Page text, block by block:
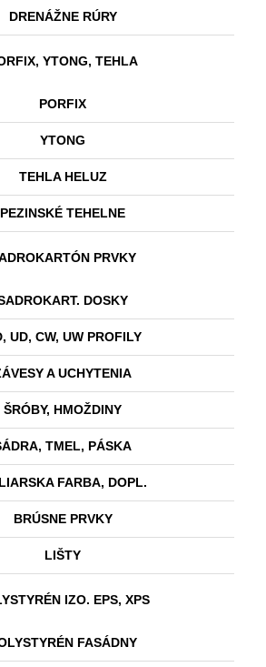
DRENÁŽNE RÚRY
YTONG, TEHLA
PORFIX
YTONG
TEHLA HELUZ
PEZINSKÉ TEHELNE
PRVKY
DOSKY
UD, CW, UW PROFILY
A UCHYTENIA
ŠRÓBY, HMOŽDINY
TMEL, PÁSKA
FARBA, DOPL.
BRÚSNE PRVKY
LIŠTY
IZO. EPS, XPS
FASÁDNY